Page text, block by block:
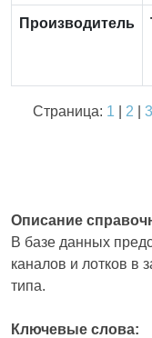
Производитель
Страница: 1 2 3
Описание
В базе данных
каналов и лотков в
типа.
Ключевые слова: